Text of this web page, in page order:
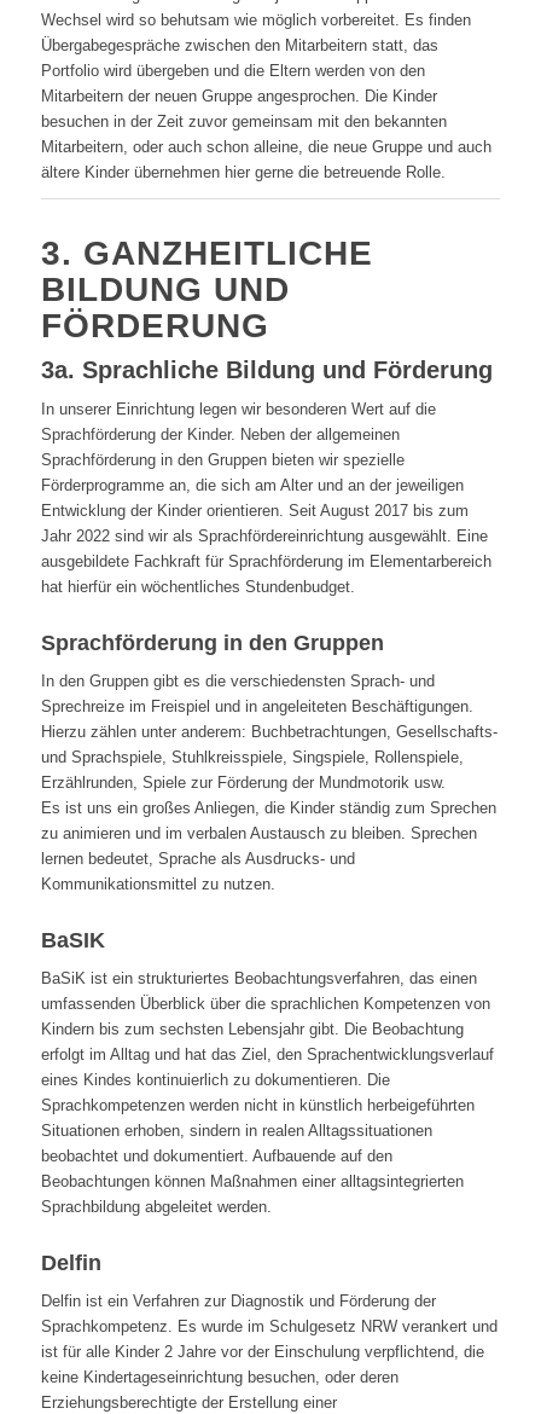
Wechsel wird so behutsam wie möglich vorbereitet. Es finden
Übergabegespräche zwischen den Mitarbeitern statt, das
Portfolio wird übergeben und die Eltern werden von den
Mitarbeitern der neuen Gruppe angesprochen. Die Kinder
besuchen in der Zeit zuvor gemeinsam mit den bekannten
Mitarbeitern, oder auch schon alleine, die neue Gruppe und auch
ältere Kinder übernehmen hier gerne die betreuende Rolle.
3. GANZHEITLICHE
BILDUNG UND
FÖRDERUNG
3a. Sprachliche Bildung und Förderung
In unserer Einrichtung legen wir besonderen Wert auf die
Sprachförderung der Kinder. Neben der allgemeinen
Sprachförderung in den Gruppen bieten wir spezielle
Förderprogramme an, die sich am Alter und an der jeweiligen
Entwicklung der Kinder orientieren. Seit August 2017 bis zum
Jahr 2022 sind wir als Sprachfördereinrichtung ausgewählt. Eine
ausgebildete Fachkraft für Sprachförderung im Elementarbereich
hat hierfür ein wöchentliches Stundenbudget.
Sprachförderung in den Gruppen
In den Gruppen gibt es die verschiedensten Sprach- und
Sprechreize im Freispiel und in angeleiteten Beschäftigungen.
Hierzu zählen unter anderem: Buchbetrachtungen, Gesellschafts-
und Sprachspiele, Stuhlkreisspiele, Singspiele, Rollenspiele,
Erzählrunden, Spiele zur Förderung der Mundmotorik usw.
Es ist uns ein großes Anliegen, die Kinder ständig zum Sprechen
zu animieren und im verbalen Austausch zu bleiben. Sprechen
lernen bedeutet, Sprache als Ausdrucks- und
Kommunikationsmittel zu nutzen.
BaSIK
BaSiK ist ein strukturiertes Beobachtungsverfahren, das einen
umfassenden Überblick über die sprachlichen Kompetenzen von
Kindern bis zum sechsten Lebensjahr gibt. Die Beobachtung
erfolgt im Alltag und hat das Ziel, den Sprachentwicklungsverlauf
eines Kindes kontinuierlich zu dokumentieren. Die
Sprachkompetenzen werden nicht in künstlich herbeigeführten
Situationen erhoben, sindern in realen Alltagssituationen
beobachtet und dokumentiert. Aufbauende auf den
Beobachtungen können Maßnahmen einer alltagsintegrierten
Sprachbildung abgeleitet werden.
Delfin
Delfin ist ein Verfahren zur Diagnostik und Förderung der
Sprachkompetenz. Es wurde im Schulgesetz NRW verankert und
ist für alle Kinder 2 Jahre vor der Einschulung verpflichtend, die
keine Kindertageseinrichtung besuchen, oder deren
Erziehungsberechtigte der Erstellung einer